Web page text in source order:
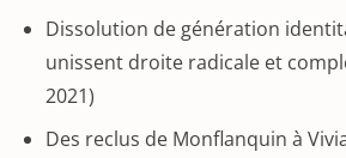
Dissolution de génération
unissent droite radicale et
2021)
Des reclus de Monflanquin à